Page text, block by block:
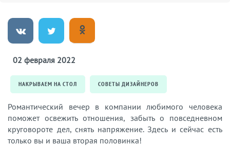
02 февраля 2022
НАКРЫВАЕМ НА СТОЛ СОВЕТЫ ДИЗАЙНЕРОВ
Романтический вечер в компании любимого человека
поможет освежить отношения, забыть о повседневном
круговороте дел, снять напряжение. Здесь и сейчас есть
только вы и ваша вторая половинка!